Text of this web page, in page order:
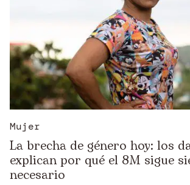
Mujer
La brecha de género hoy: los
explican por qué el 8M sigue
necesario